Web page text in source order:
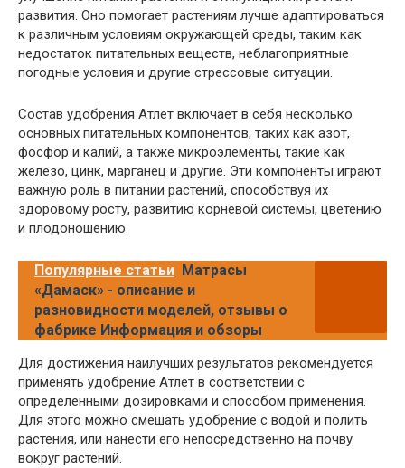
развития. Оно помогает растениям лучше адаптироваться
к различным условиям окружающей среды, таким как
недостаток питательных веществ, неблагоприятные
погодные условия и другие стрессовые ситуации.
Состав удобрения Атлет включает в себя несколько
основных питательных компонентов, таких как азот,
фосфор и калий, а также микроэлементы, такие как
железо, цинк, марганец и другие. Эти компоненты играют
важную роль в питании растений, способствуя их
здоровому росту, развитию корневой системы, цветению
и плодоношению.
Популярные статьи Матрасы
«Дамаск» - описание и
разновидности моделей, отзывы о
фабрике Информация и обзоры
Для достижения наилучших результатов рекомендуется
применять удобрение Атлет в соответствии с
определенными дозировками и способом применения.
Для этого можно смешать удобрение с водой и полить
растения, или нанести его непосредственно на почву
вокруг растений.